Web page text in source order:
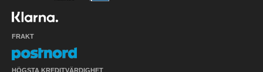
FRAKT
HÖGSTA KREDITVÄRDIGHET